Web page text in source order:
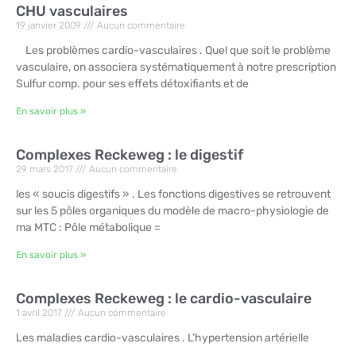
CHU vasculaires
19 janvier 2009 Aucun commentaire
Les problèmes cardio-vasculaires . Quel que soit le problème
vasculaire, on associera systématiquement à notre prescription
Sulfur comp. pour ses effets détoxifiants et de
En savoir plus »
Complexes Reckeweg : le digestif
29 mars 2017 Aucun commentaire
les « soucis digestifs » . Les fonctions digestives se retrouvent
sur les 5 pôles organiques du modèle de macro-physiologie de
ma MTC : Pôle métabolique =
En savoir plus »
Complexes Reckeweg : le cardio-vasculaire
1 avril 2017 Aucun commentaire
Les maladies cardio-vasculaires . L’hypertension artérielle